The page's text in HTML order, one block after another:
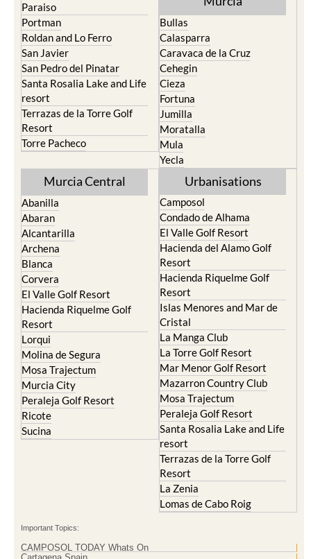
Paraiso
Portman
Roldan and Lo Ferro
San Javier
San Pedro del Pinatar
Santa Rosalia Lake and Life
resort
Terrazas de la Torre Golf
Resort
Torre Pacheco
Bullas
Calasparra
Caravaca de la Cruz
Cehegin
Cieza
Fortuna
Jumilla
Moratalla
Mula
Yecla
Murcia Central
Abanilla
Abaran
Alcantarilla
Archena
Blanca
Corvera
El Valle Golf Resort
Hacienda Riquelme Golf
Resort
Lorqui
Molina de Segura
Mosa Trajectum
Murcia City
Peraleja Golf Resort
Ricote
Sucina
Urbanisations
Camposol
Condado de Alhama
El Valle Golf Resort
Hacienda del Alamo Golf
Resort
Hacienda Riquelme Golf
Resort
Islas Menores and Mar de
Cristal
La Manga Club
La Torre Golf Resort
Mar Menor Golf Resort
Mazarron Country Club
Mosa Trajectum
Peraleja Golf Resort
Santa Rosalia Lake and Life
resort
Terrazas de la Torre Golf
Resort
La Zenia
Lomas de Cabo Roig
Important Topics:
CAMPOSOL TODAY Whats On